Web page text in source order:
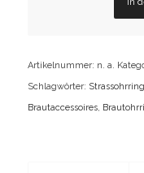
Artikelnummer: n. a.
Schlagwörter:
Brautaccessoires,